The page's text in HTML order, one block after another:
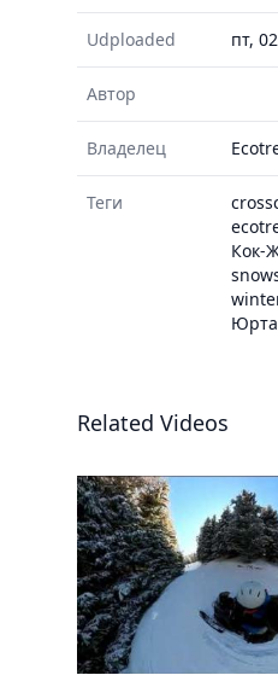
Udploaded пт,
Автор
Владелец
Теги
Кок-
Юрта
Related Videos